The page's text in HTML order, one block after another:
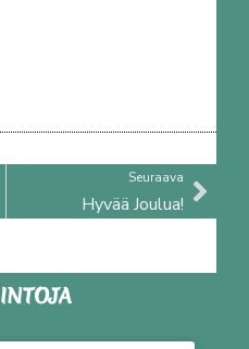
Seuraava
Hyvää Joulua!